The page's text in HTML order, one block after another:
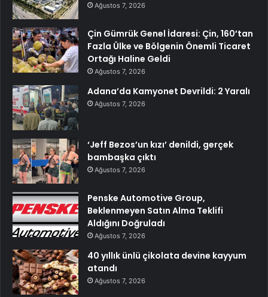
Ağustos 7, 2026
Çin Gümrük Genel İdaresi: Çin, 160’tan
Fazla Ülke ve Bölgenin Önemli Ticaret
Ortağı Haline Geldi
Ağustos 7, 2026
Adana’da Kamyonet Devrildi: 2 Yaralı
Ağustos 7, 2026
‘Jeff Bezos’un kızı’ denildi, gerçek
bambaşka çıktı
Ağustos 7, 2026
Penske Automotive Group,
Beklenmeyen Satın Alma Teklifi
Aldığını Doğruladı
Ağustos 7, 2026
40 yıllık ünlü çikolata devine kayyum
atandı
Ağustos 7, 2026